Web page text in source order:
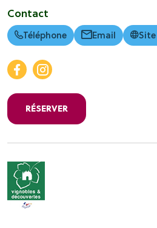
Contact
Téléphone Email
RÉSERVER